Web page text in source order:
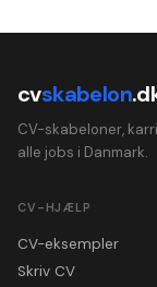
cvskabelon
CV-skabeloner,
alle jobs i Danmark.
CV-HJÆLP
CV-eksempler
Skriv CV